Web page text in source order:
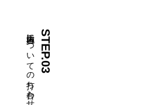
STEP.03
施工内容についての打ち合わせ